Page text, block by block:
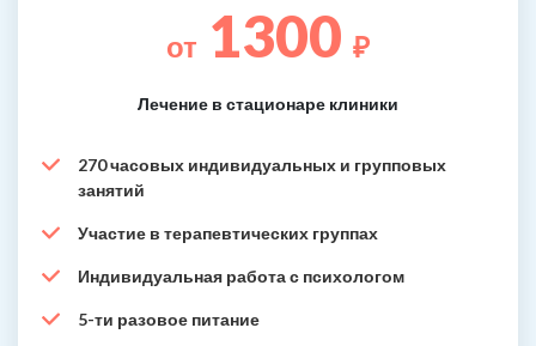
от 1300 ₽
Лечение в стационаре клиники
270 часовых индивидуальных и групповых
занятий
Участие в терапевтических группах
Индивидуальная работа с психологом
5-ти разовое питание